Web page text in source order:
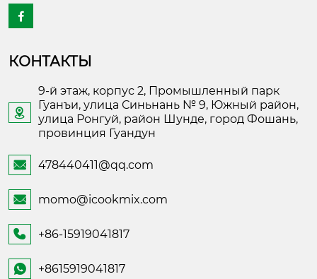

КОНТАКТЫ

9-й этаж, корпус 2, Промышленный парк
Гуанъи, улица Синьнань № 9, Южный район,
улица Ронгуй, район Шунде, город Фошань,
провинция Гуандун
 478440411@qq.com
 momo@icookmix.com
 +86-15919041817
 +8615919041817